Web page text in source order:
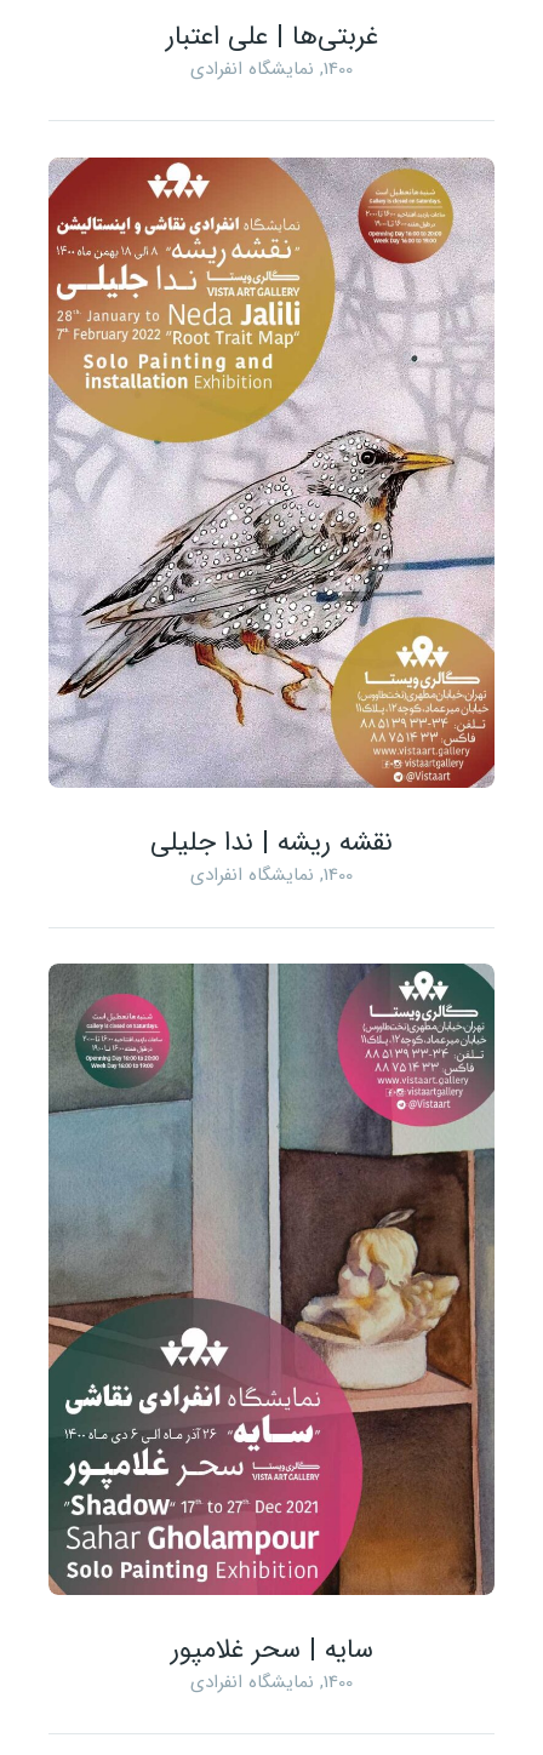
غربتی‌ها | علی اعتبار
1400
, نمایشگاه انفرادی
نقشه ریشه | ندا جلیلی
1400
, نمایشگاه انفرادی
سایه | سحر غلامپور
1400
, نمایشگاه انفرادی